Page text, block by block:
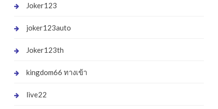
Joker123
joker123auto
Joker123th
kingdom66 ทางเข้า
live22